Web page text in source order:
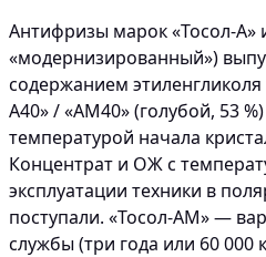
Антифризы марок «Тосол-
«модернизированный»)
содержанием
А40» / «АМ40» (голубой, 53
температурой начала
Концентрат и ОЖ с
эксплуатации техники в
поступали. «Тосол-АМ» —
службы (три года или 60 000